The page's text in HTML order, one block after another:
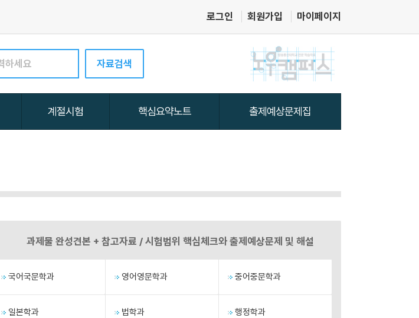
로그인 회원가입 마이페이지
과제물 완성견본 + 참고자료 / 시험범위 핵심체크와 출제예상문제 및 해설
국어국문학과 영어영문학과 중어중문학과
일본학과 법학과 행정학과